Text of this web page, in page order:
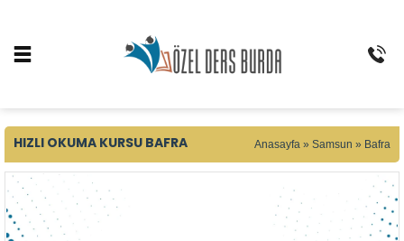
HIZLI OKUMA KURSU BAFRA Anasayfa » Samsun » Bafra